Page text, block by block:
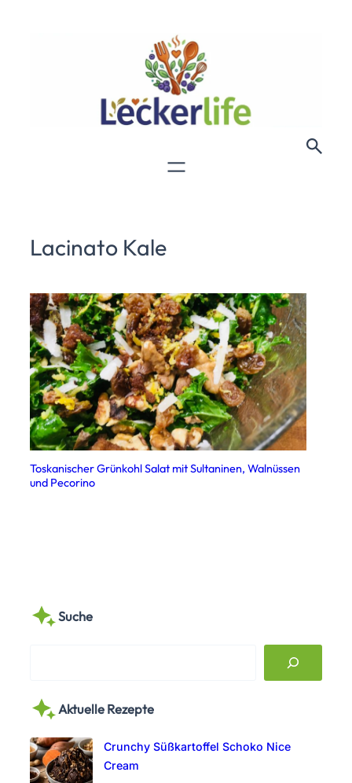
Lacinato Kale
Toskanischer Grünkohl Salat mit Sultaninen, Walnüssen
und Pecorino
Suche
r
h
Aktuelle Rezepte
Crunchy Süßkartoffel Schoko Nice
Cream